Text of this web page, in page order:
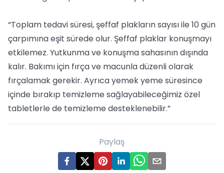
“Toplam tedavi süresi, şeffaf plakların sayısı ile 10 gün
çarpımına eşit sürede olur. Şeffaf plaklar konuşmayı
etkilemez. Yutkunma ve konuşma sahasının dışında
kalır. Bakımı için fırça ve macunla düzenli olarak
fırçalamak gerekir. Ayrıca yemek yeme süresince
içinde bırakıp temizleme sağlayabileceğimiz özel
tabletlerle de temizleme desteklenebilir.”
Paylaş